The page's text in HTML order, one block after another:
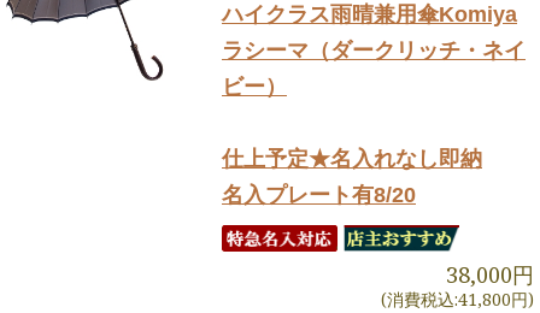
ハイクラス雨晴兼用傘Komiya
ラシーマ（ダークリッチ・ネイ
ビー）
仕上予定★名入れなし即納
名入プレート有8/20
38,000円
(消費税込:41,800円)